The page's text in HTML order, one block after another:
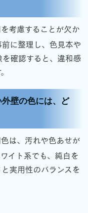
考慮することが欠か
に整理し、色見本や
確認すると、違和感
壁の色には、ど
は、汚れや色あせが
イト系でも、純白を
実用性のバランスを